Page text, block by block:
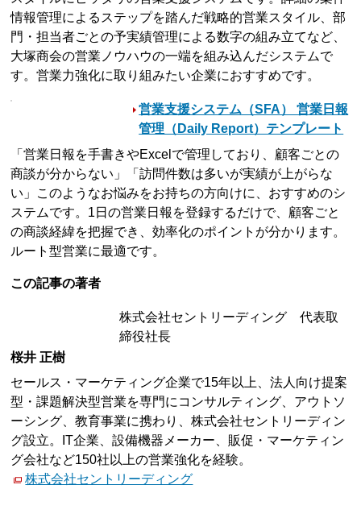
情報管理によるステップを踏んだ戦略的営業スタイル、部
門・担当者ごとの予実績管理による数字の組み立てなど、
大塚商会の営業ノウハウの一端を組み込んだシステムで
す。営業力強化に取り組みたい企業におすすめです。
営業支援システム（SFA） 営業日報
管理（Daily Report）テンプレート
「営業日報を手書きやExcelで管理しており、顧客ごとの
商談が分からない」「訪問件数は多いが実績が上がらな
い」このようなお悩みをお持ちの方向けに、おすすめのシ
ステムです。1日の営業日報を登録するだけで、顧客ごと
の商談経緯を把握でき、効率化のポイントが分かります。
ルート型営業に最適です。
この記事の著者
株式会社セントリーディング 代表取
締役社長
桜井 正樹
セールス・マーケティング企業で15年以上、法人向け提案
型・課題解決型営業を専門にコンサルティング、アウトソ
ーシング、教育事業に携わり、株式会社セントリーディン
グ設立。IT企業、設備機器メーカー、販促・マーケティン
グ会社など150社以上の営業強化を経験。
株式会社セントリーディング